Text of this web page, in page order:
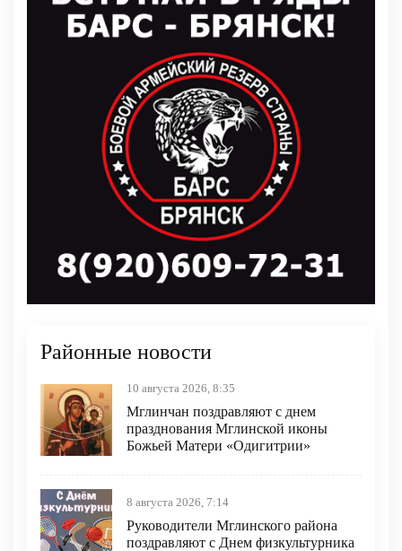
Районные новости
10 августа 2026, 8:35
Мглинчан поздравляют с днем
празднования Мглинской иконы
Божьей Матери «Одигитрии»
8 августа 2026, 7:14
Руководители Мглинского района
поздравляют с Днем физкультурника